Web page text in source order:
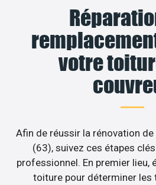
votre
Afin de réussir la rénovation
(63), suivez ces étapes
professionnel. En premier lieu,
toiture pour déterminer les